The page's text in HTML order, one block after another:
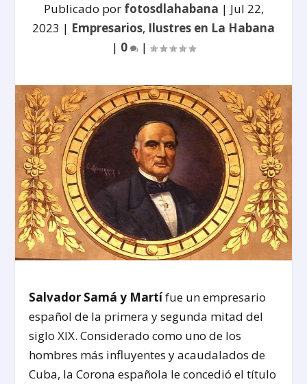
Publicado por fotosdlahabana | Jul 22,
2023 | Empresarios, Ilustres en La Habana
| 0 |
Salvador Samá y Martífue un empresario
español de la primera y segunda mitad del
siglo XIX. Considerado como uno de los
hombres más influyentes y acaudalados de
Cuba, la Corona española le concedió el título